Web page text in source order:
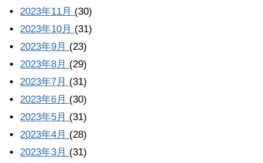
2023年11月 (30)
2023年10月 (31)
2023年9月 (23)
2023年8月 (29)
2023年7月 (31)
2023年6月 (30)
2023年5月 (31)
2023年4月 (28)
2023年3月 (31)